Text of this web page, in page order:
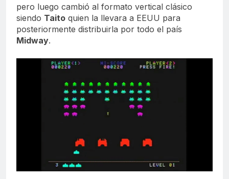
pero luego cambió al formato vertical clásico
siendo Taito quien la llevara a EEUU para
posteriormente distribuirla por todo el país
Midway.